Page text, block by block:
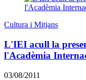
Cultura i Mitjans
L'IEI acull la
l'Acadèmia
03/08/2011